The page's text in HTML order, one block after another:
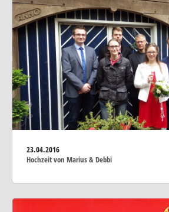
23.04.2016
Hochzeit von Marius & Debbi